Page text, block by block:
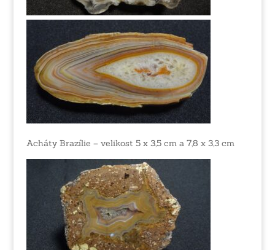
Acháty Brazílie – velikost 5 x 3,5 cm a 7,8 x 3,3 cm